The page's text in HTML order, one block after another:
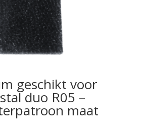
geschikt voor
duo R05 –
maat